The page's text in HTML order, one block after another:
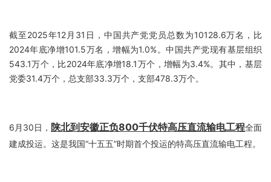
截至2025年12月31日，中国共产党党员总数为10128.6万名，比
2024年底净增101.5万名，增幅为1.0%。中国共产党现有基层组织
543.1万个，比2024年底净增18.1万个，增幅为3.4%。其中，基层
党委31.4万个，总支部33.3万个，支部478.3万个。
6月30日， 陕北到安徽正负800千伏特高压直流输电工程全面
建成投运。这是我国“十五五”时期首个投运的特高压直流输电工程。